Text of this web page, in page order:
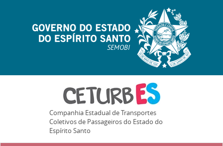
SEMOBI
Companhia Estadual de Transportes
Coletivos de Passageiros do Estado do
Espírito Santo